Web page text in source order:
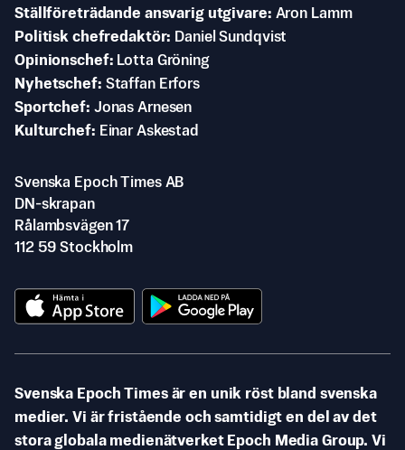
Ställföreträdande ansvarig utgivare Aron Lamm
Politisk chefredaktör
Daniel Sundqvist
Opinionschef
Lotta Gröning
Nyhetschef Staffan Erfors
Sportchef Jonas Arnesen
Kulturchef
Einar Askestad
Svenska Epoch Times AB
DN-skrapan
Rålambsvägen 17
112 59 Stockholm
Svenska Epoch Times är en unik röst bland svenska
medier. Vi är fristående och samtidigt en del av det
stora globala medienätverket Epoch Media Group. Vi